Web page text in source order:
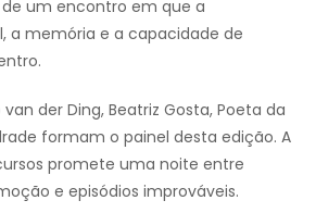
um encontro em que a
a memória e a capacidade de
van der Ding, Beatriz Gosta, Poeta da
formam o painel desta edição. A
promete uma noite entre
e episódios improváveis.